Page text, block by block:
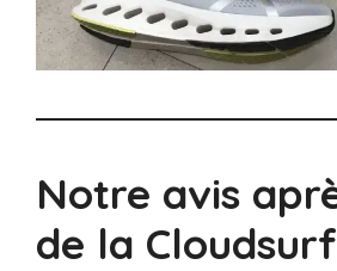
Notre avis
de la